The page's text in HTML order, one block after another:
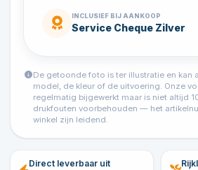
INCLUSIEF BIJ AANKOOP
Service Cheque Zilver
De getoonde foto is ter illustratie en kan
model, de kleur of de uitvoering. Onze
regelmatig bijgewerkt maar is niet altijd
drukfouten voorbehouden — het
winkel zijn leidend.
Direct leverbaar uit